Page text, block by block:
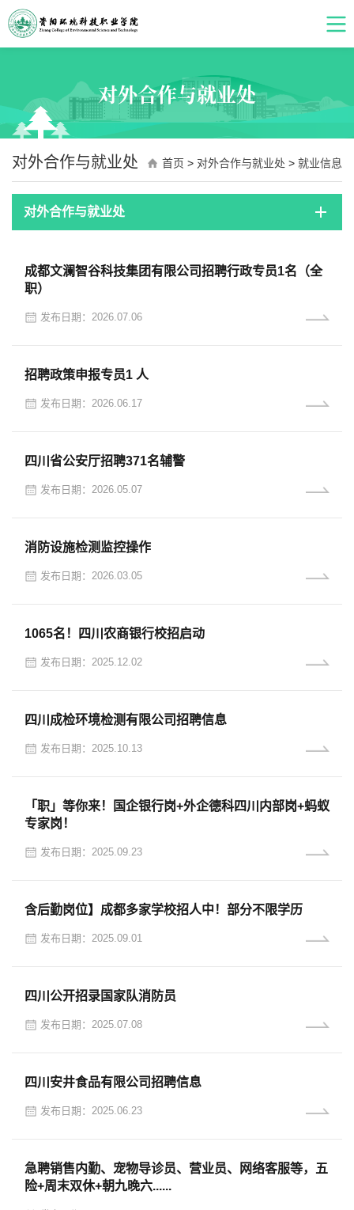
对外合作与就业处
对外合作与就业处 首页 > 对外合作与就业处 > 就业信息
对外合作与就业处
成都文澜智谷科技集团有限公司招聘行政专员1名（全
职）
发布日期：2026.07.06
招聘政策申报专员1 人
发布日期：2026.06.17
四川省公安厅招聘371名辅警
发布日期：2026.05.07
消防设施检测监控操作
发布日期：2026.03.05
1065名！四川农商银行校招启动
发布日期：2025.12.02
四川成检环境检测有限公司招聘信息
发布日期：2025.10.13
「职」等你来！国企银行岗+外企德科四川内部岗+蚂蚁
专家岗！
发布日期：2025.09.23
含后勤岗位】成都多家学校招人中！部分不限学历
发布日期：2025.09.01
四川公开招录国家队消防员
发布日期：2025.07.08
四川安井食品有限公司招聘信息
发布日期：2025.06.23
急聘销售内勤、宠物导诊员、营业员、网络客服等，五
险+周末双休+朝九晚六......